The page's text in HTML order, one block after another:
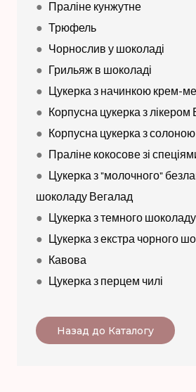
●
Праліне кунжутне
● Трюфель
● Чорнослив у шоколаді
●
Грильяж в шоколаді
●
Цукерка з начинкою крем-
●
Корпусна цукерка з лікером
●
Корпусна цукерка з
●
Праліне кокосове зі
●
Цукерка з "молочного"
шоколаду Вегалад
●
Цукерка з темного
●
Цукерка з екстра чорного
●
Кавова
●
Цукерка з перцем чилі
Назад до Каталогу